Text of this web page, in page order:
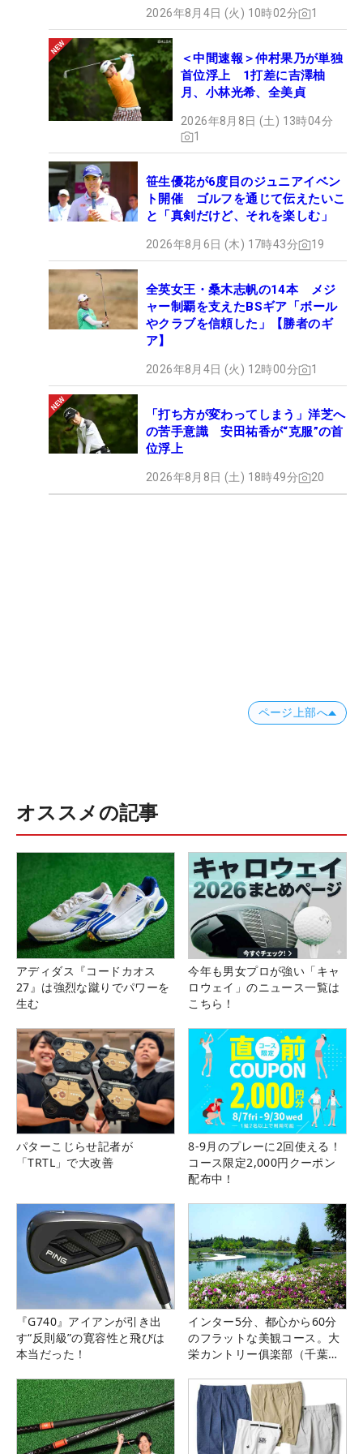
2026年8月4日 (火) 10時02分 1
＜中間速報＞仲村果乃が単独
首位浮上 1打差に吉澤柚
月、小林光希、全美貞
2026年8月8日 (土) 13時04分
1
笹生優花が6度目のジュニアイベン
ト開催 ゴルフを通じて伝えたいこ
と「真剣だけど、それを楽しむ」
2026年8月6日 (木) 17時43分 19
全英女王・桑木志帆の14本 メジ
ャー制覇を支えたBSギア「ボール
やクラブを信頼した」【勝者のギ
ア】
2026年8月4日 (火) 12時00分 1
「打ち方が変わってしまう」洋芝へ
の苦手意識 安田祐香が“克服”の首
位浮上
2026年8月8日 (土) 18時49分 20
ページ上部へ
オススメの記事
アディダス『コードカオス
27』は強烈な蹴りでパワーを
生む
今年も男女プロが強い「キャ
ロウェイ」のニュース一覧は
こちら！
パターこじらせ記者が
「TRTL」で大改善
8-9月のプレーに2回使える！
コース限定2,000円クーポン
配布中！
『G740』アイアンが引き出
す“反則級”の寛容性と飛びは
本当だった！
インター5分、都心から60分
のフラットな美観コース。大
栄カントリー俱楽部（千葉